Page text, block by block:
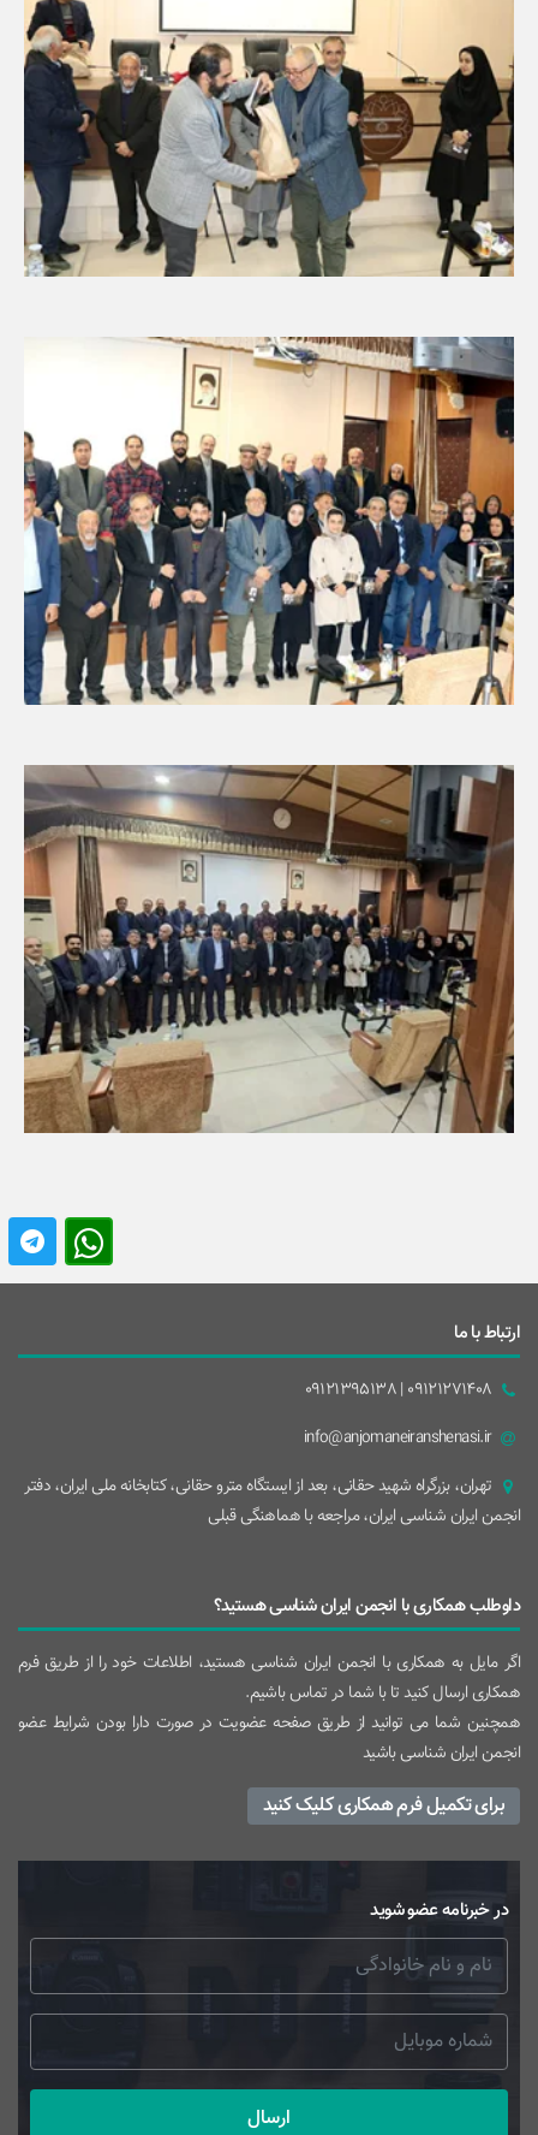
ارتباط با ما
09121271408 | 09121395138
info@anjomaneiranshenasi.ir
تهران، بزرگراه شهيد حقانی، بعد از ايستگاه مترو حقانی، کتابخانه ملی ایران، دفتر
انجمن ایران شناسی ایران، مراجعه با هماهنگی قبلی
داوطلب همکاری با انجمن ایران شناسی هستید؟
اگر مایل به همکاری با انجمن ایران شناسی هستید، اطلاعات خود را از طریق فرم
همکاری ارسال کنید تا با شما در تماس باشیم.
همچنین شما می توانید از طریق صفحه عضویت در صورت دارا بودن شرایط عضو
انجمن ایران شناسی باشید
برای تکمیل فرم همکاری کلیک کنید
در خبرنامه عضو شوید
ارسال